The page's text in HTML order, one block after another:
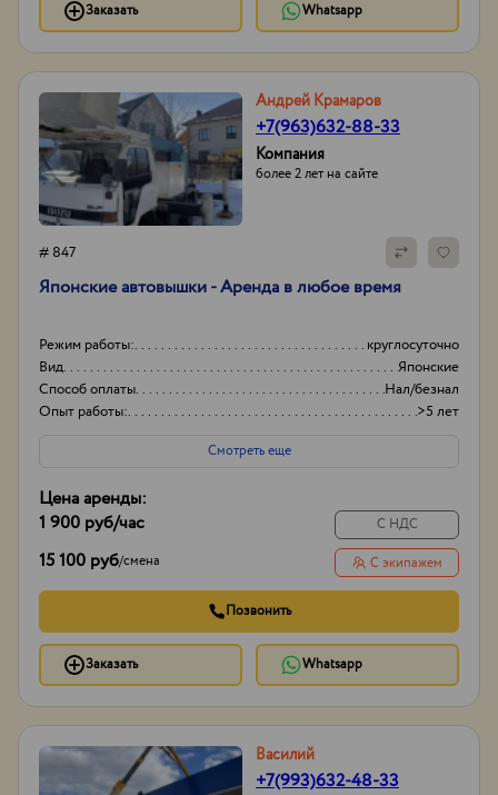
Заказать Whatsapp
Андрей Крамаров
+7(963)632-88-33
Компания
более 2 лет на сайте
# 847
Японские автовышки - Аренда в любое время
Режим работы:
круглосуточно
Вид
Японские
Способ оплаты
Нал/безнал
Опыт работы:
>5 лет
Смотреть еще
Цена аренды:
1 900 руб/час
15 100 руб/смена
С НДС
С экипажем
Позвонить
Заказать Whatsapp
Василий
+7(993)632-48-33